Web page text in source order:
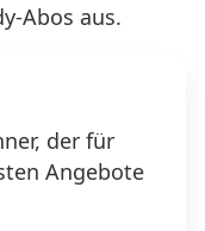
Abos aus.
der für
Angebote